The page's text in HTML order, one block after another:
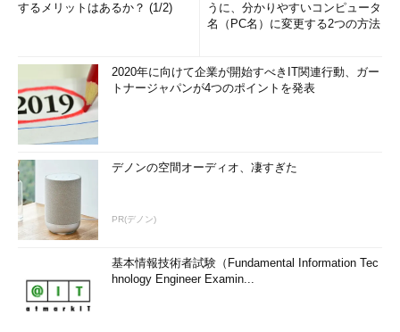
するメリットはあるか？ (1/2)
うに、分かりやすいコンピュータ
名（PC名）に変更する2つの方法
2020年に向けて企業が開始すべきIT関連行動、ガー
トナージャパンが4つのポイントを発表
デノンの空間オーディオ、凄すぎた
PR(デノン)
基本情報技術者試験（Fundamental Information Tec
hnology Engineer Examin...